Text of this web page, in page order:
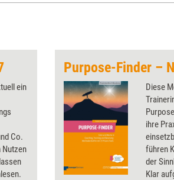
ein
Co.
Nutzen
Purpose-Finder –
Diese
ihre
führen
der
Klar